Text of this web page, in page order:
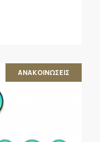
ΑΝΑΚΟΙΝΩΣΕΙΣ